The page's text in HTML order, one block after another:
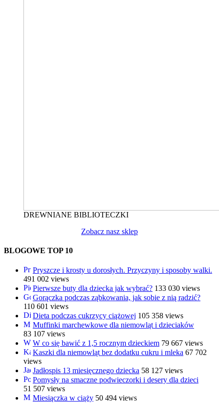
DREWNIANE BIBLIOTECZKI
Zobacz nasz sklep
BLOGOWE TOP 10
Pryszcze i krosty u dorosłych. Przyczyny i sposoby walki.
491 002 views
Pierwsze buty dla dziecka jak wybrać? 133 030 views
Gorączka podczas ząbkowania, jak sobie z nią radzić?
110 601 views
Dieta podczas cukrzycy ciążowej 105 358 views
Muffinki marchewkowe dla niemowląt i dzieciaków
83 107 views
W co się bawić z 1,5 rocznym dzieckiem 79 667 views
Kaszki dla niemowląt bez dodatku cukru i mleka 67 702
views
Jadłospis 13 miesięcznego dziecka 58 127 views
Pomysły na smaczne podwieczorki i desery dla dzieci
51 507 views
Miesiączka w ciąży 50 494 views